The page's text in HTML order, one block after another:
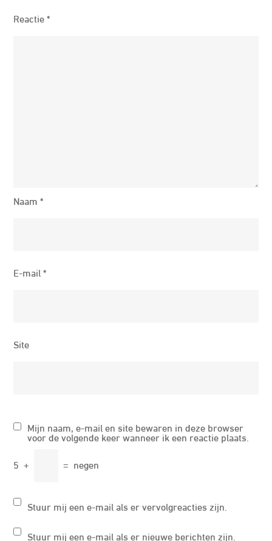
Reactie*
Naam*
E-mail*
Site
Mijn naam, e-mail en site bewaren in deze browser
voor de volgende keer wanneer ik een reactie plaats.
5 + = negen
Stuur mij een e-mail als er vervolgreacties zijn.
Stuur mij een e-mail als er nieuwe berichten zijn.